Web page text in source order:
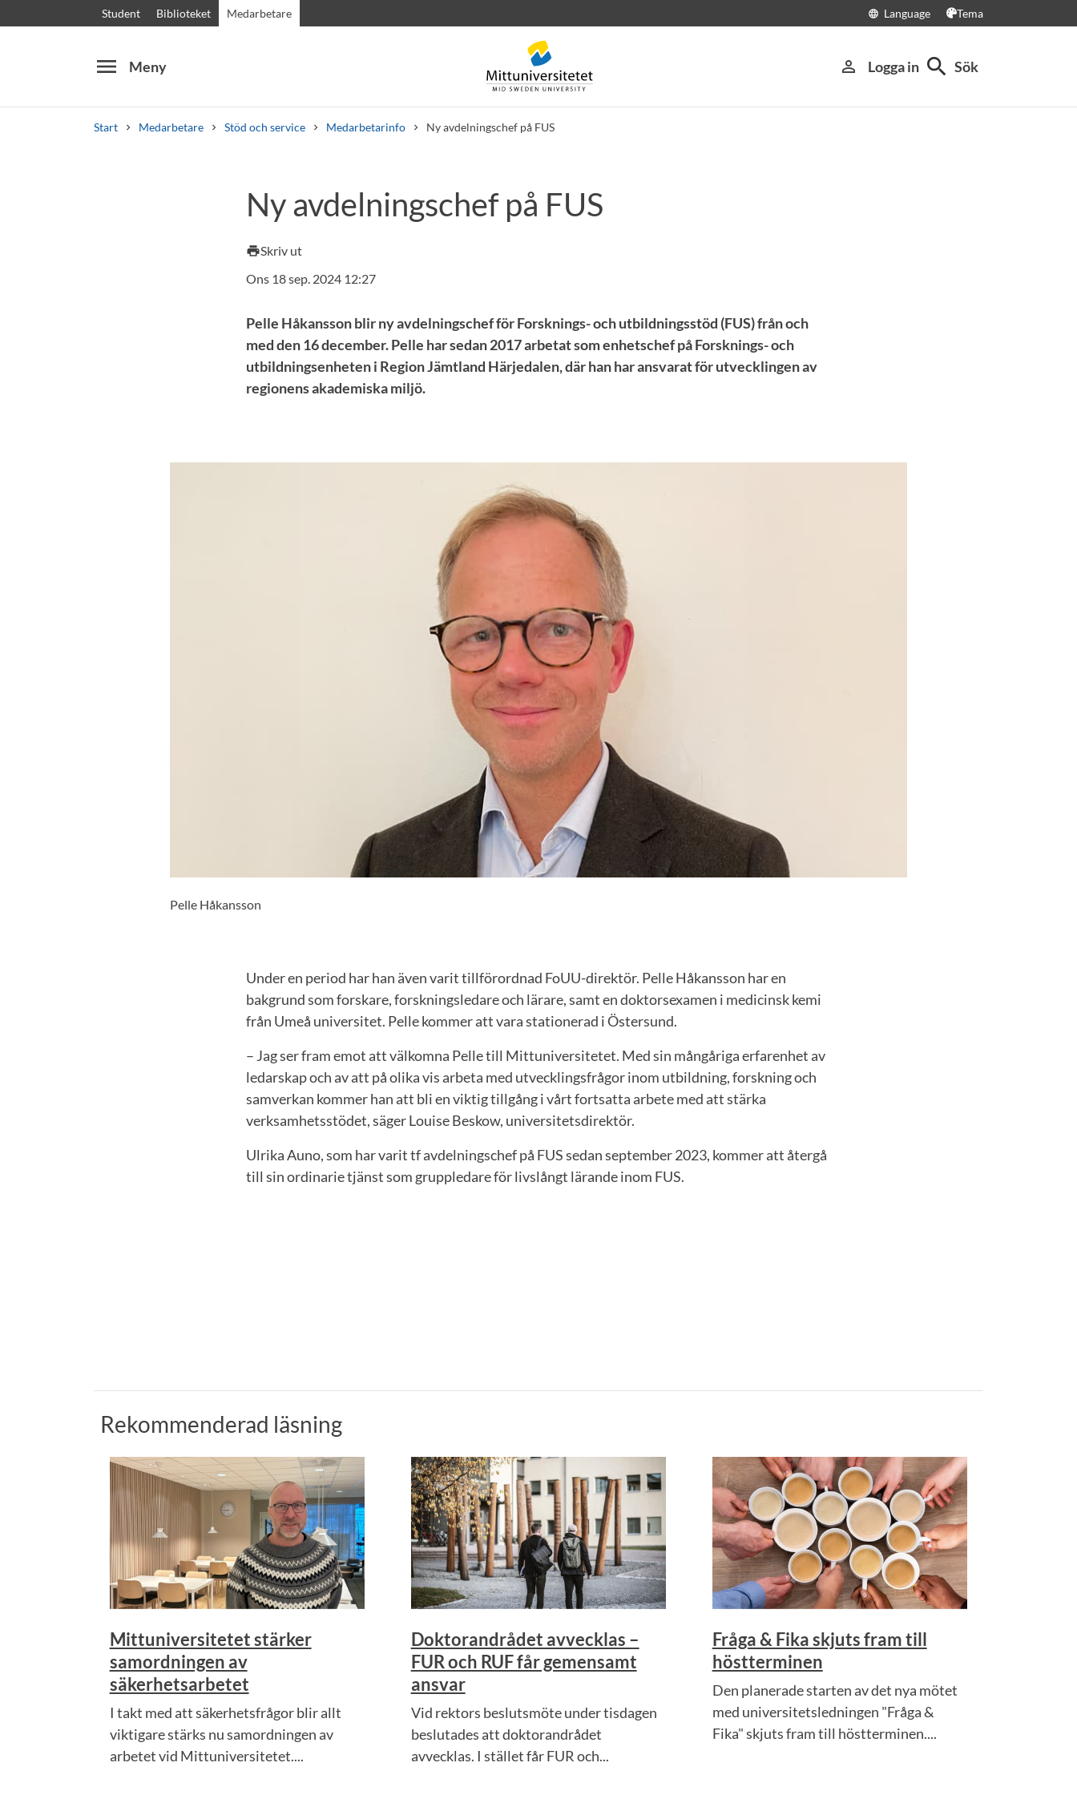
Student Biblioteket Medarbetare language Language Tema
menu Meny person_outline Logga in search Sök
Start Medarbetare Stöd och service Medarbetarinfo Ny avdelningschef på FUS
Kursplaner Välkomstbrev Personal Lediga jobb
Ny avdelningschef på FUS
printSkriv ut
Ons 18 sep. 2024 12:27
Pelle Håkansson blir ny avdelningschef för Forsknings- och utbildningsstöd (FUS) från och
med den 16 december. Pelle har sedan 2017 arbetat som enhetschef på Forsknings- och
utbildningsenheten i Region Jämtland Härjedalen, där han har ansvarat för utvecklingen av
regionens akademiska miljö.
Pelle Håkansson
Under en period har han även varit tillförordnad FoUU-direktör. Pelle Håkansson har en
bakgrund som forskare, forskningsledare och lärare, samt en doktorsexamen i medicinsk kemi
från Umeå universitet. Pelle kommer att vara stationerad i Östersund.
– Jag ser fram emot att välkomna Pelle till Mittuniversitetet. Med sin mångåriga erfarenhet av
ledarskap och av att på olika vis arbeta med utvecklingsfrågor inom utbildning, forskning och
samverkan kommer han att bli en viktig tillgång i vårt fortsatta arbete med att stärka
verksamhetsstödet, säger Louise Beskow, universitetsdirektör.
Ulrika Auno, som har varit tf avdelningschef på FUS sedan september 2023, kommer att återgå
till sin ordinarie tjänst som gruppledare för livslångt lärande inom FUS.
Rekommenderad läsning
Mittuniversitetet stärker
samordningen av
säkerhetsarbetet
I takt med att säkerhetsfrågor blir allt
viktigare stärks nu samordningen av
arbetet vid Mittuniversitetet....
Doktorandrådet avvecklas –
FUR och RUF får gemensamt
ansvar
Vid rektors beslutsmöte under tisdagen
beslutades att doktorandrådet
avvecklas. I stället får FUR och...
Fråga & Fika skjuts fram till
höstterminen
Den planerade starten av det nya mötet
med universitetsledningen "Fråga &
Fika" skjuts fram till höstterminen....